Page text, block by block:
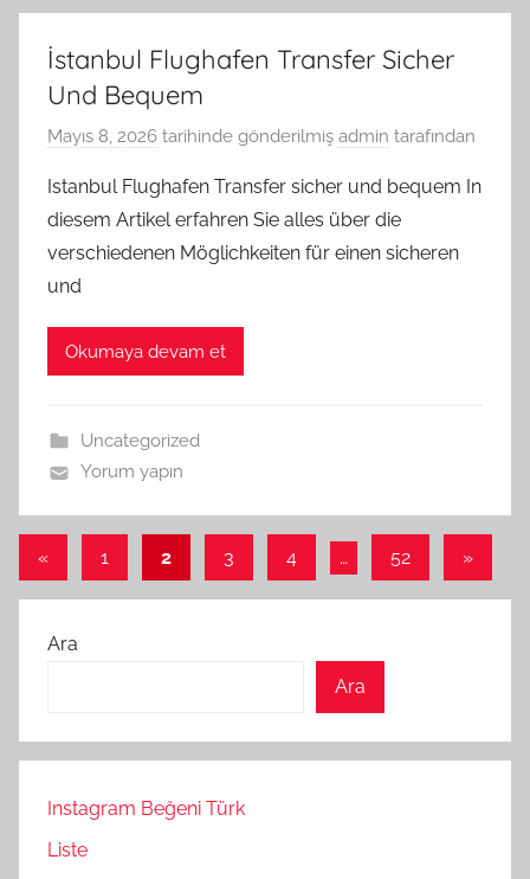
İstanbul Flughafen Transfer Sicher
Und Bequem
Mayıs 8, 2026 tarihinde gönderilmiş admin tarafından
Istanbul Flughafen Transfer sicher und bequem In
diesem Artikel erfahren Sie alles über die
verschiedenen Möglichkeiten für einen sicheren
und
Okumaya devam et
Uncategorized
Yorum yapın
Yazı
sayfalaması
«Önceki
1 2 3 4 … 52
Sonraki
»
Ara
Ara
Instagram Beğeni Türk
Liste